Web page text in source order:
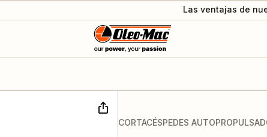
Las ventajas de
CORTACÉSPEDES